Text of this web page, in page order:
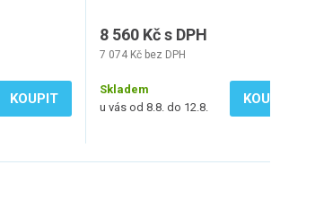
KOUPIT
8 560 Kč s DPH
7 074 Kč bez DPH
Skladem
u vás od 8.8. do 12.8.
KOUPIT